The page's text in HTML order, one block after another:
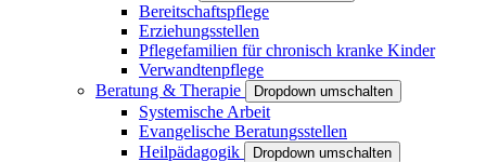
Bereitschaftspflege
Erziehungsstellen
Pflegefamilien für chronisch kranke Kinder
Verwandtenpflege
Beratung & Therapie
Dropdown umschalten
Systemische Arbeit
Evangelische Beratungsstellen
Heilpädagogik
Dropdown umschalten